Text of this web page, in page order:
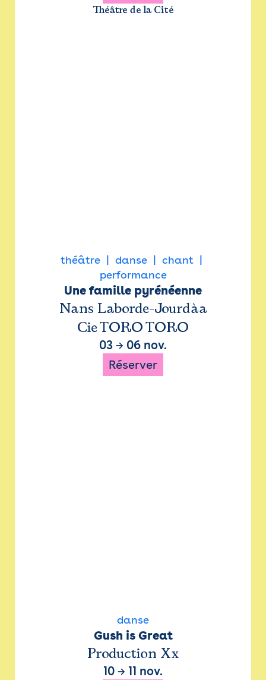
Théâtre de la Cité
théâtre danse
chant
performance
Une famille pyrénéenne
Nans Laborde-Jourdàa
Cie TORO TORO
03 → 06 nov.
Réserver
danse
Gush is Great
Production Xx
10 → 11 nov.